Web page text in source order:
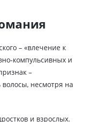
– «влечение к
компульсивных и
–
несмотря на
и взрослых.